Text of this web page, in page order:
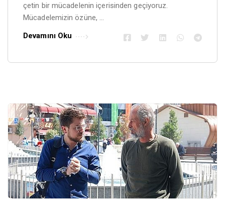
çetin bir mücadelenin içerisinden geçiyoruz.
Mücadelemizin özüne, …
Devamını Oku